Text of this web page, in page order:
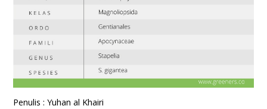
Penulis : Yuhan al Khairi